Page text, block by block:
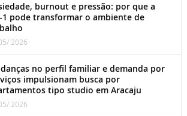
burnout e pressão: por que a
1 pode transformar o ambiente de
2026
no perfil familiar e demanda por
impulsionam busca por
tipo studio em Aracaju
2026